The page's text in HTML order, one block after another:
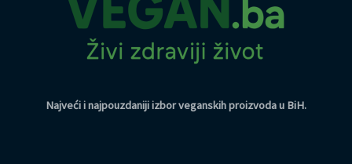
Najveći i najpouzdaniji izbor veganskih proizvoda u BiH.